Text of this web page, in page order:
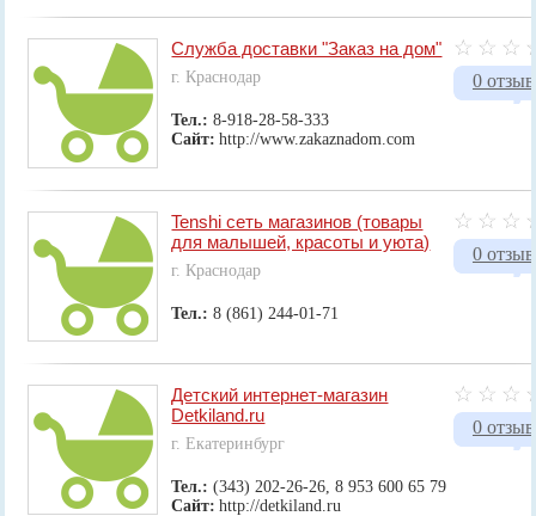
0
Служба доставки "Заказ на дом"
г. Краснодар
Тел.:8-918-28-58-333
Сайт: http://www.zakaznadom.com
0
Tenshi сеть магазинов (товары
для малышей, красоты и уюта)
г. Краснодар
Тел.:8 (861) 244-01-71
0
Детский интернет-магазин
Detkiland.ru
г. Екатеринбург
Тел.:(343) 202-26-26, 8 953 600 65 79
Сайт: http://detkiland.ru